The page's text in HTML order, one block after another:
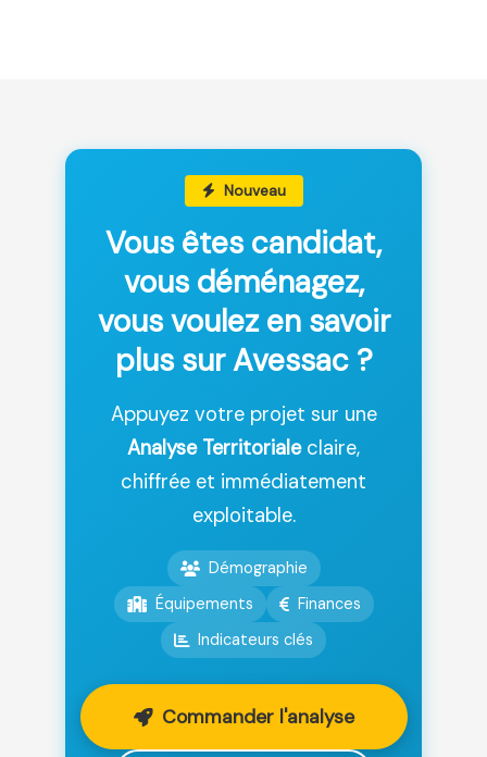
Nouveau
Vous êtes candidat,
vous déménagez,
vous voulez en savoir
plus sur Avessac ?
Appuyez votre projet sur une
Analyse Territorialeclaire,
chiffrée et immédiatement
exploitable.
Démographie
Équipements
Finances
Indicateurs clés
Commander l'analyse